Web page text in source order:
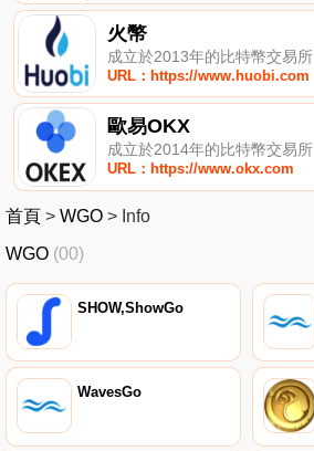
火幣
成立於2013年的比特幣交易所
URL：https://www.huobi.com
歐易OKX
成立於2014年的比特幣交易所
URL：https://www.okx.com
首頁 > WGO > Info
WGO (00)
SHOW,ShowGo
WavesGo